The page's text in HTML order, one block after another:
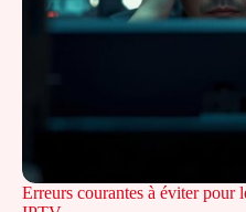
Erreurs courantes à éviter pour